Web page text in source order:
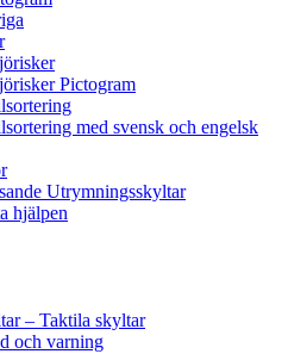
Pictogram
med svensk och engelsk
Utrymningsskyltar
hjälpen
– Taktila skyltar
och varning